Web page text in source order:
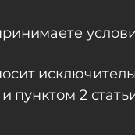
пунктом 2